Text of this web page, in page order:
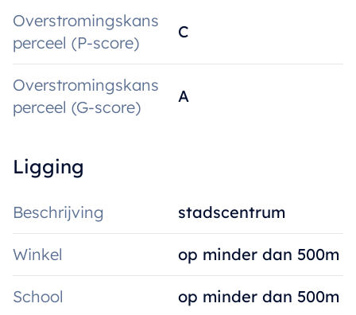
Overstromingskans
perceel (P-score)
C
Overstromingskans
perceel (G-score)
A
Ligging
Beschrijving stadscentrum
Winkel op minder dan 500m
School op minder dan 500m